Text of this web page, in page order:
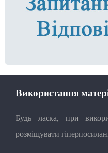
Використання
Будь ласка, при
розміщувати